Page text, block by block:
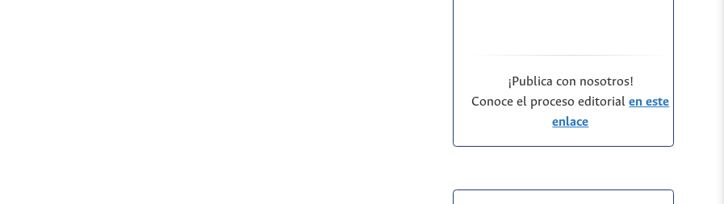
¡Publica con nosotros!
Conoce el proceso editorialen este
enlace